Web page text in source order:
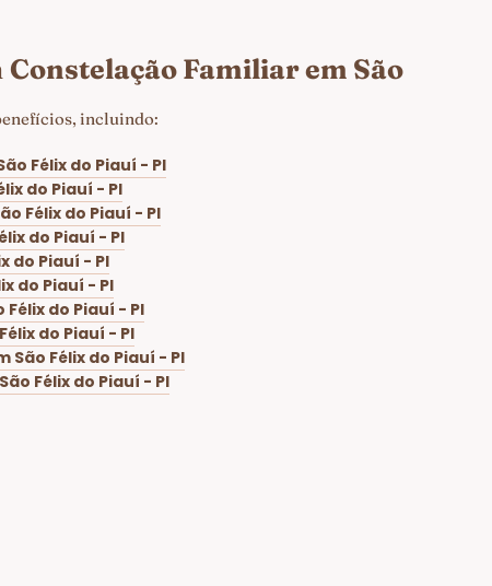
Constelação Familiar em São
incluindo:
Félix do Piauí - PI
do Piauí - PI
Félix do Piauí - PI
do Piauí - PI
do Piauí - PI
do Piauí - PI
do Piauí - PI
do Piauí - PI
Félix do Piauí - PI
Félix do Piauí - PI